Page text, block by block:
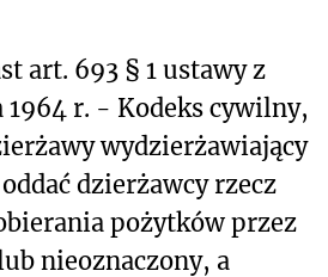
art. 693 § 1 ustawy z
r. - Kodeks cywilny,
wydzierżawiający
dzierżawcy rzecz
pożytków przez
nieoznaczony, a